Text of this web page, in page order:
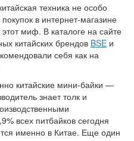
техника не особо
в интернет-магазине
миф. В каталоге на сайте
китайских брендов BSE и
себя как на
китайские мини-байки —
знает толк и
всех питбайков сегодня
именно в Китае. Еще один